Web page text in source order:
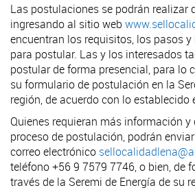
Las postulaciones se podrán realizar
ingresando al sitio web
encuentran los requisitos, los pasos
para postular. Las y los interesados
postular de forma presencial, para lo
su formulario de postulación en la
región, de acuerdo con lo establecido
Quienes requieran más información
proceso de postulación, podrán
correo electrónico
teléfono +56 9 7579 7746, o bien, de
través de la Seremi de Energía de su